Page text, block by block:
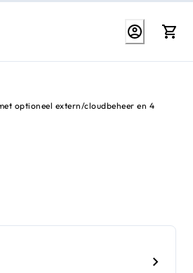
optioneel extern/cloudbeheer en 4